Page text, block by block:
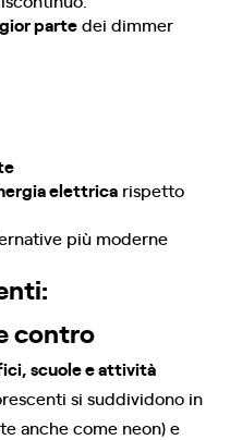
partedei dimmer
elettrica rispetto
più moderne
contro
scuole e attività
si suddividono in
anche come neon) e